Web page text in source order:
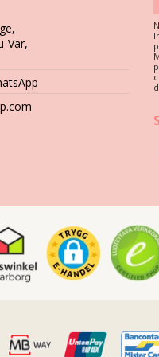
Comment les garder
dans une bassine
d'entretien, chaque
Var,